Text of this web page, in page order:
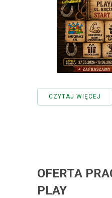
CZYTAJ WIĘCEJ
OFERTA
PLAY